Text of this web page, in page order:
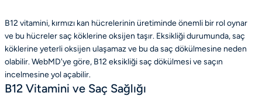
B12 vitamini, kırmızı kan hücrelerinin üretiminde önemli bir rol oynar
ve bu hücreler saç köklerine oksijen taşır. Eksikliği durumunda, saç
köklerine yeterli oksijen ulaşamaz ve bu da saç dökülmesine neden
olabilir. WebMD'ye göre, B12 eksikliği saç dökülmesi ve saçın
incelmesine yol açabilir.
B12 Vitamini ve Saç Sağlığı